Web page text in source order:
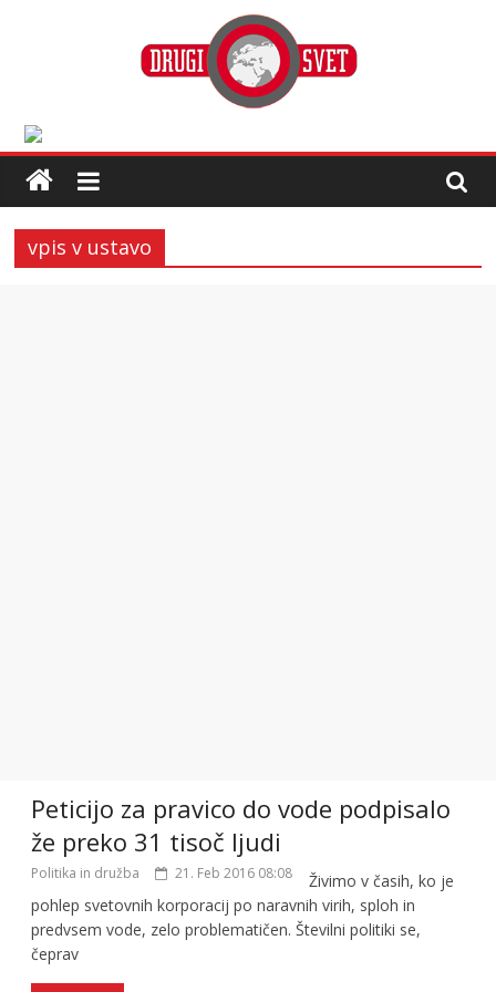
vpis v ustavo
Peticijo za pravico do vode podpisalo
že preko 31 tisoč ljudi
Politika in družba 21. Feb 2016 08:08
Živimo v časih, ko je
pohlep svetovnih korporacij po naravnih virih, sploh in
predvsem vode, zelo problematičen. Številni politiki se,
čeprav